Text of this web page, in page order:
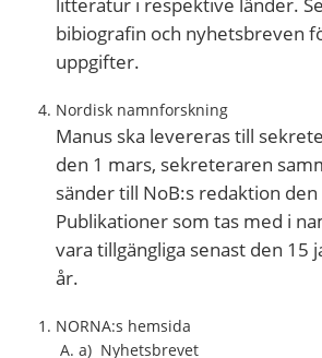
bibiografin och nyhetsbreven
uppgifter.
Nordisk namnforskning
Manus ska levereras till
den 1 mars, sekreteraren
sänder till NoB:s redaktion den
Publikationer som tas med i
vara tillgängliga senast den 15
år.
NORNA:s hemsida
a) Nyhetsbrevet